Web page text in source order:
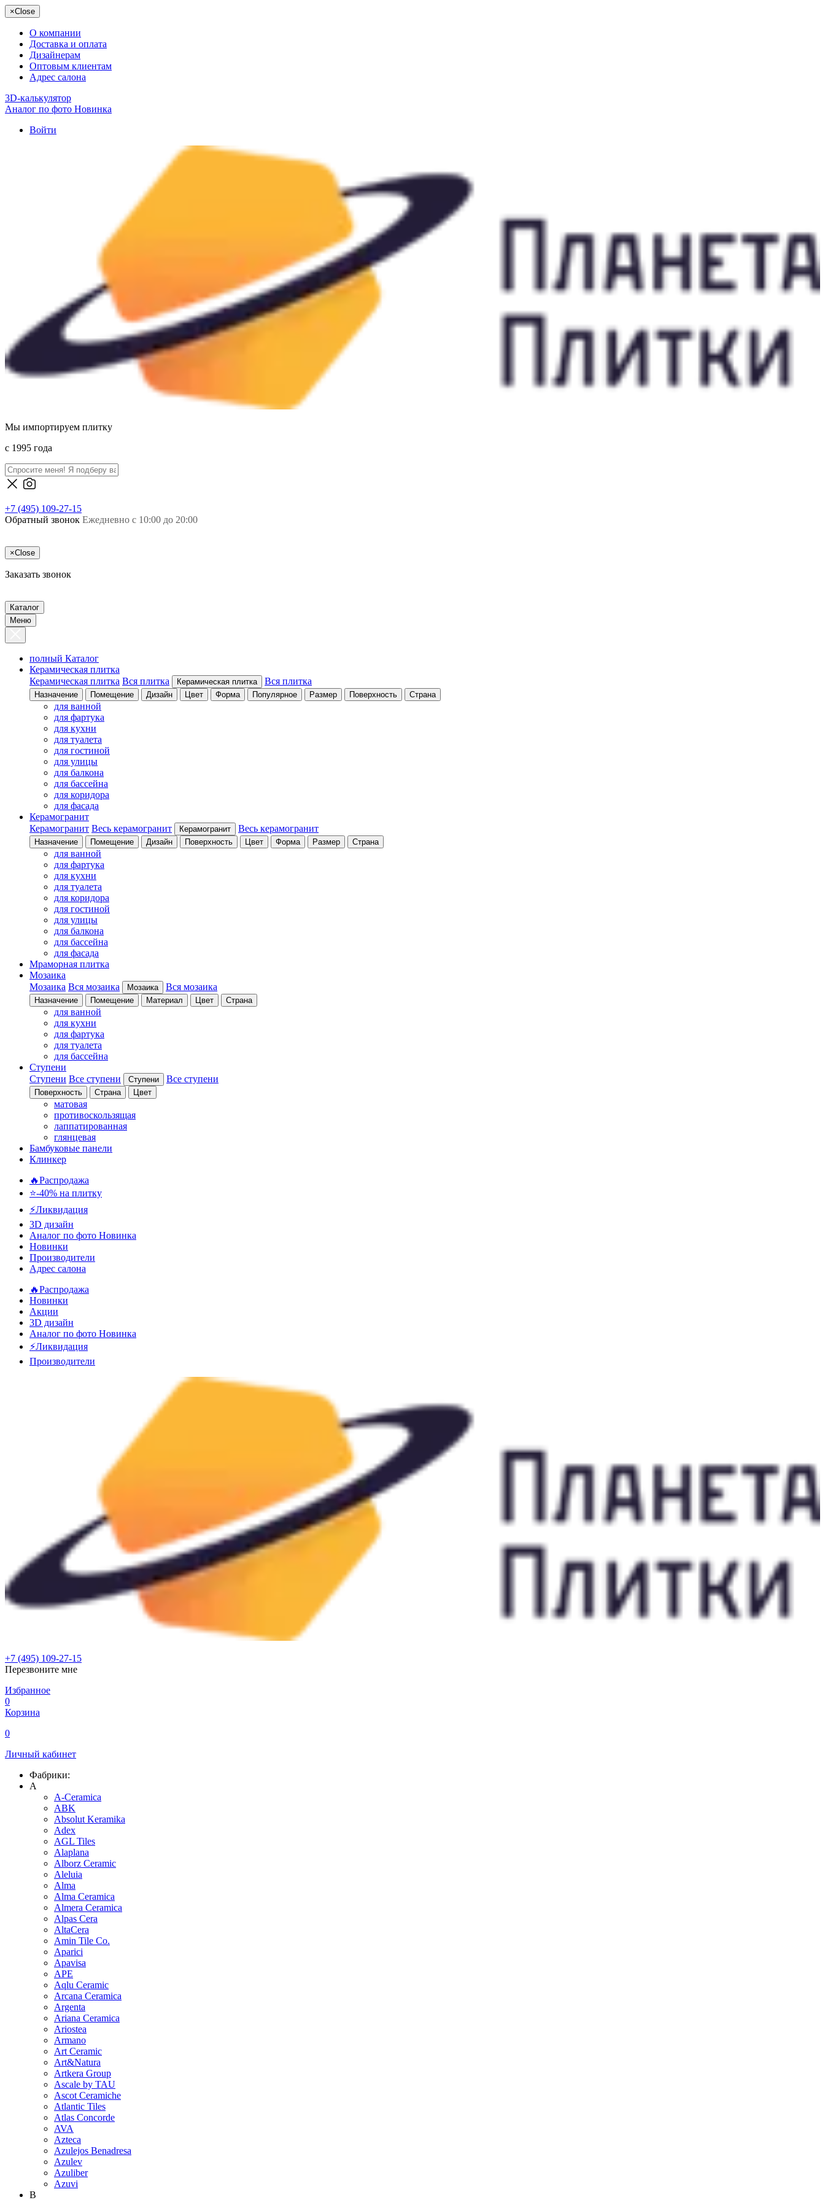
×Close
О компании
Доставка и оплата
Дизайнерам
Оптовым клиентам
Адрес салона
3D-калькулятор
Аналог по фото Новинка
Войти
Мы импортируем плитку
c 1995 года
+7 (495) 109-27-15
Обратный звонок Ежедневно с 10:00 до 20:00
×Close
Заказать звонок
Каталог
Меню
полный Каталог
Керамическая плитка
Керамическая плитка Вся плитка Керамическая плитка Вся плитка
Назначение Помещение Дизайн Цвет Форма Популярное Размер Поверхность Страна
для ванной
для фартука
для кухни
для туалета
для гостиной
для улицы
для балкона
для бассейна
для коридора
для фасада
Керамогранит
Керамогранит Весь керамогранит Керамогранит Весь керамогранит
Назначение Помещение Дизайн Поверхность Цвет Форма Размер Страна
для ванной
для фартука
для кухни
для туалета
для коридора
для гостиной
для улицы
для балкона
для бассейна
для фасада
Мраморная плитка
Мозаика
Мозаика Вся мозаика Мозаика Вся мозаика
Назначение Помещение Материал Цвет Страна
для ванной
для кухни
для фартука
для туалета
для бассейна
Ступени
Ступени Все ступени Ступени Все ступени
Поверхность Страна Цвет
матовая
противоскользящая
лаппатированная
глянцевая
Бамбуковые панели
Клинкер
🔥Распродажа
⭐-40% на плитку
⚡️Ликвидация
3D дизайн
Аналог по фото Новинка
Новинки
Производители
Адрес салона
🔥Распродажа
Новинки
Акции
3D дизайн
Аналог по фото Новинка
⚡Ликвидация
Производители
+7 (495) 109-27-15
Перезвоните мне
Избранное
0
Корзина
0
Личный кабинет
Фабрики:
A
A-Ceramica
ABK
Absolut Keramika
Adex
AGL Tiles
Alaplana
Alborz Ceramic
Aleluia
Alma
Alma Ceramica
Almera Ceramica
Alpas Cera
AltaCera
Amin Tile Co.
Aparici
Apavisa
APE
Aqlu Ceramic
Arcana Ceramica
Argenta
Ariana Ceramica
Ariostea
Armano
Art Ceramic
Art&Natura
Artkera Group
Ascale by TAU
Ascot Ceramiche
Atlantic Tiles
Atlas Concorde
AVA
Azteca
Azulejos Benadresa
Azulev
Azuliber
Azuvi
B